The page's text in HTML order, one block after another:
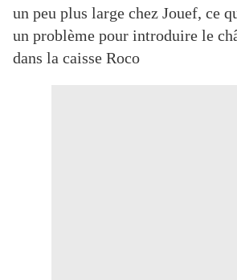
un peu plus large chez Jouef, ce
un problème pour introduire le
dans la caisse Roco